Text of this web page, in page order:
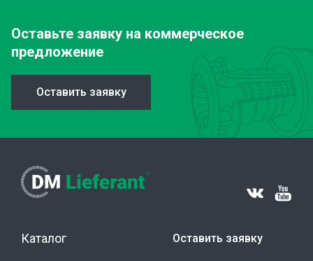
Оставьте заявку на коммерческое
предложение
Оставить заявку
Каталог Оставить заявку